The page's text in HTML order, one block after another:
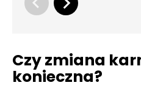
Czy zmiana
konieczna?